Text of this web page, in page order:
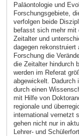
Paläontologie und
Forschungsgebiete,
verfolgen beide
befasst sich mehr mit
Zeitalter und
dagegen rekonstruiert
Forschung die
die Zeitalter hindurch
werden im Referat
abgewickelt. Dadurch
durch einen
mit Hilfe von
regionale und
international vernetzt
gehen nicht nur in
Lehrer- und